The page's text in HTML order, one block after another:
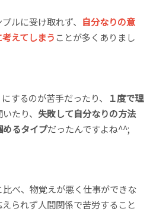
ルに受け取れず、 自分なりの意
えてしまう ことが多くありまし
するのが苦手だったり、 １度で理
たり、 失敗して自分なりの方法
めるタイプだったんですよね^^;
べ、物覚えが悪く仕事ができな
られず人間関係で苦労すること